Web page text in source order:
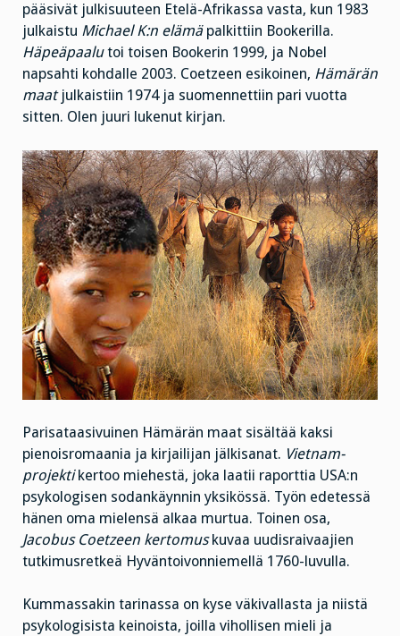
pääsivät julkisuuteen Etelä-Afrikassa vasta, kun 1983
julkaistu Michael K:n elämäpalkittiin Bookerilla.
Häpeäpaalutoi toisen Bookerin 1999, ja Nobel
napsahti kohdalle 2003. Coetzeen esikoinen, Hämärän
maatjulkaistiin 1974 ja suomennettiin pari vuotta
sitten. Olen juuri lukenut kirjan.
Parisataasivuinen Hämärän maat sisältää kaksi
pienoisromaania ja kirjailijan jälkisanat. Vietnam-
projektikertoo miehestä, joka laatii raporttia USA:n
psykologisen sodankäynnin yksikössä. Työn edetessä
hänen oma mielensä alkaa murtua. Toinen osa,
Jacobus Coetzeen kertomuskuvaa uudisraivaajien
tutkimusretkeä Hyväntoivonniemellä 1760-luvulla.
Kummassakin tarinassa on kyse väkivallasta ja niistä
psykologisista keinoista, joilla vihollisen mieli ja